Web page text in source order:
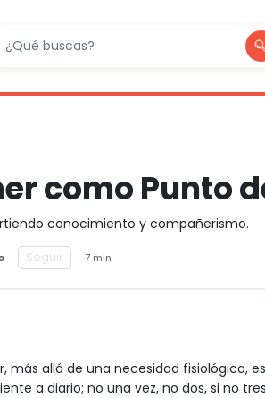
como Punto
conocimiento y compañerismo.
Seguir 7 min
más allá de una necesidad fisiológica,
a diario; no una vez, no dos, si no